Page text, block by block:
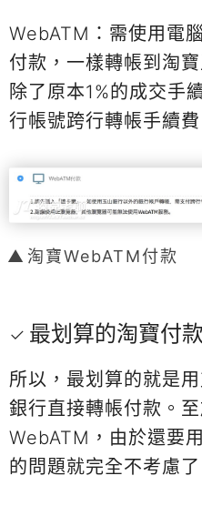
WebATM：需使用電
付款，一樣轉帳到淘
除了原本1%的成交手
行帳號跨行轉帳手續費
淘寶WebATM付款
最划算的淘寶付
所以，最划算的就是
銀行直接轉帳付款。
WebATM，由於還要
的問題就完全不考慮了